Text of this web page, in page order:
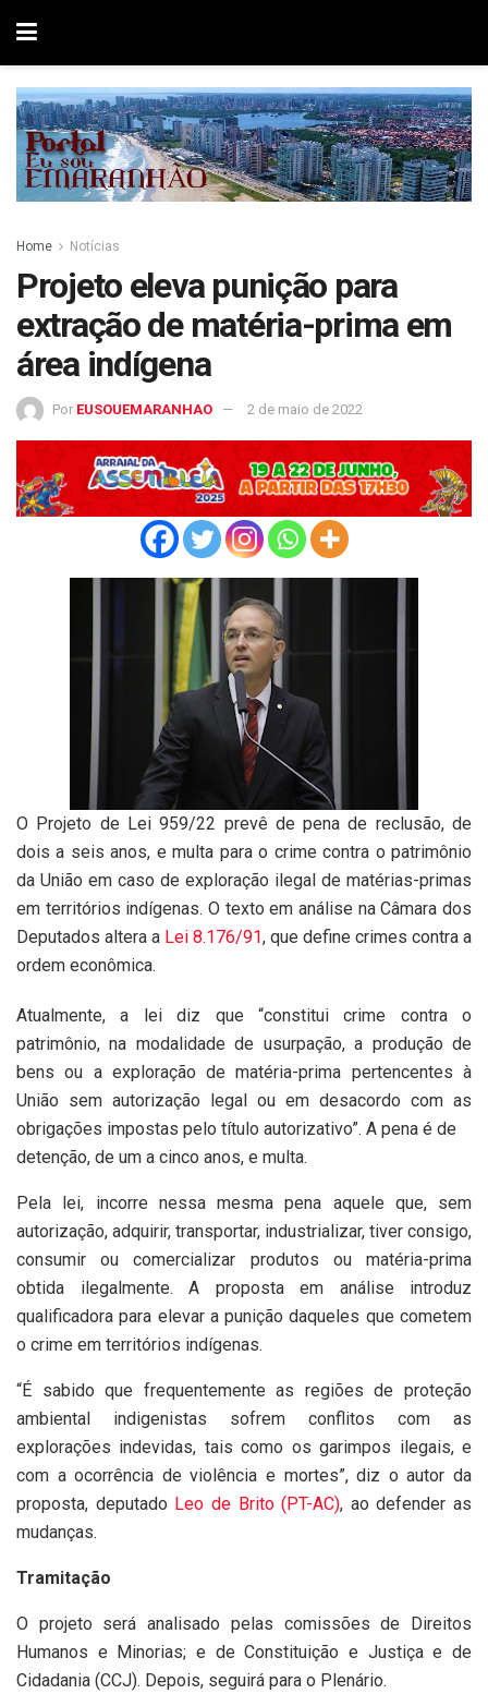
Home Notícias
Projeto eleva punição para
extração de matéria-prima em
área indígena
Por EUSOUEMARANHAO 2 de maio de 2022
O Projeto de Lei 959/22 prevê depena de reclusão, de
dois a seis anos, e multa para o crime contra o patrimônio
da União em caso de exploração ilegal de matérias-primas
em territórios indígenas. O texto em análise na Câmara dos
Deputados altera a Lei 8.176/91, que define crimes contra a
ordem econômica.
Atualmente, a lei diz que “constitui crime contra o
patrimônio, na modalidade de usurpação, a produção de
bens ou a exploração de matéria-prima pertencentes à
União sem autorização legal ou em desacordo com as
obrigações impostas pelo título autorizativo”. A pena é de
detenção, de um a cinco anos, e multa.
Pela lei, incorre nessa mesma pena aquele que, sem
autorização, adquirir, transportar, industrializar, tiver consigo,
consumir ou comercializar produtos ou matéria-prima
obtida ilegalmente. A proposta em análise introduz
qualificadora para elevar a punição daqueles que cometem
o crime em territórios indígenas.
“É sabido que frequentemente as regiões de proteção
ambiental indigenistas sofrem conflitos com as
explorações indevidas, tais como os garimpos ilegais, e
com a ocorrência de violência e mortes”, diz o autor da
proposta, deputado Leo de Brito (PT-AC), ao defender as
mudanças.
Tramitação
O projeto será analisado pelas comissões de Direitos
Humanos e Minorias; e de Constituição e Justiça e de
Cidadania (CCJ). Depois, seguirá para o Plenário.